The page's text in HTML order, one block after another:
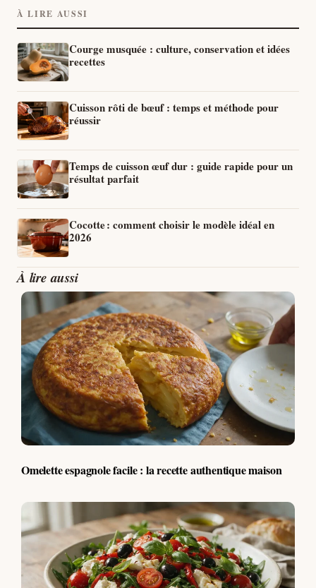
À LIRE AUSSI
Courge musquée : culture, conservation et idées
recettes
Cuisson rôti de bœuf : temps et méthode pour
réussir
Temps de cuisson œuf dur : guide rapide pour un
résultat parfait
Cocotte : comment choisir le modèle idéal en
2026
À lire aussi
Omelette espagnole facile : la recette authentique maison